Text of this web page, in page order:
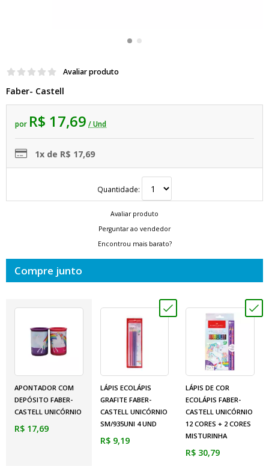
Avaliar produto
Faber- Castell
por R$ 17,69 / Und
1x de R$ 17,69
Quantidade:
Avaliar produto
Perguntar ao vendedor
Encontrou mais barato?
Compre junto
APONTADOR COM
DEPÓSITO FABER-
CASTELL UNICÓRNIO
R$ 17,69
LÁPIS ECOLÁPIS
GRAFITE FABER-
CASTELL UNICÓRNIO
SM/935UNI 4 UND
R$ 9,19
LÁPIS DE COR
ECOLÁPIS FABER-
CASTELL UNICÓRNIO
12 CORES + 2 CORES
MISTURINHA
R$ 30,79